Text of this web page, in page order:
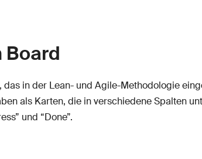
Board
, das in der Lean- und Agile-Methodologie
als Karten, die in verschiedene Spalten
und “Done”.